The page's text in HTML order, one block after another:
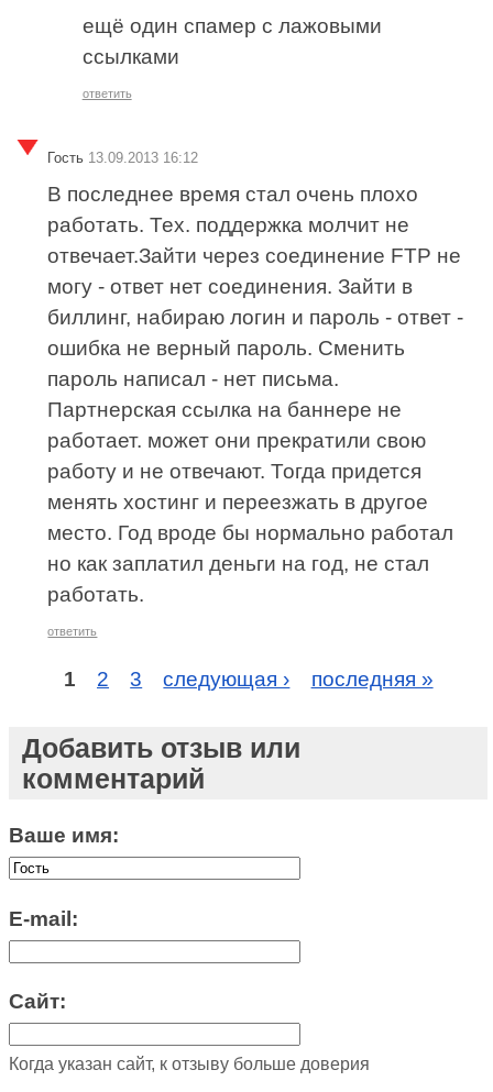
ещё один спамер с лажовыми
ссылками
ответить
Гость 13.09.2013 16:12
В последнее время стал очень плохо
работать. Тех. поддержка молчит не
отвечает.Зайти через соединение FTP не
могу - ответ нет соединения. Зайти в
биллинг, набираю логин и пароль - ответ -
ошибка не верный пароль. Сменить
пароль написал - нет письма.
Партнерская ссылка на баннере не
работает. может они прекратили свою
работу и не отвечают. Тогда придется
менять хостинг и переезжать в другое
место. Год вроде бы нормально работал
но как заплатил деньги на год, не стал
работать.
ответить
1 2 3 следующая › последняя »
Добавить отзыв или
комментарий
Ваше имя:
E-mail:
Сайт:
Когда указан сайт, к отзыву больше доверия